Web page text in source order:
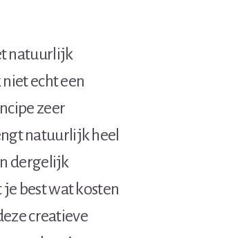
natuurlijk
echt een
zeer
natuurlijk heel
dergelijk
best wat kosten
creatieve